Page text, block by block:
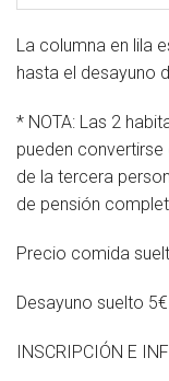
La columna en lila
hasta el desayuno
* NOTA: Las 2
pueden
de la tercera
de pensión
Precio comida
Desayuno suelto 5€
INSCRIPCIÓN E